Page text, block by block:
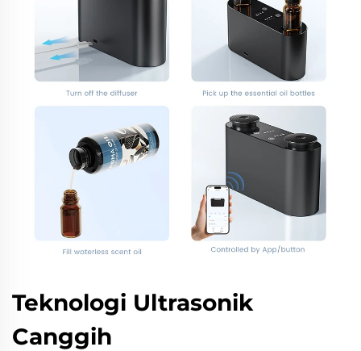
Teknologi Ultrasonik
Canggih